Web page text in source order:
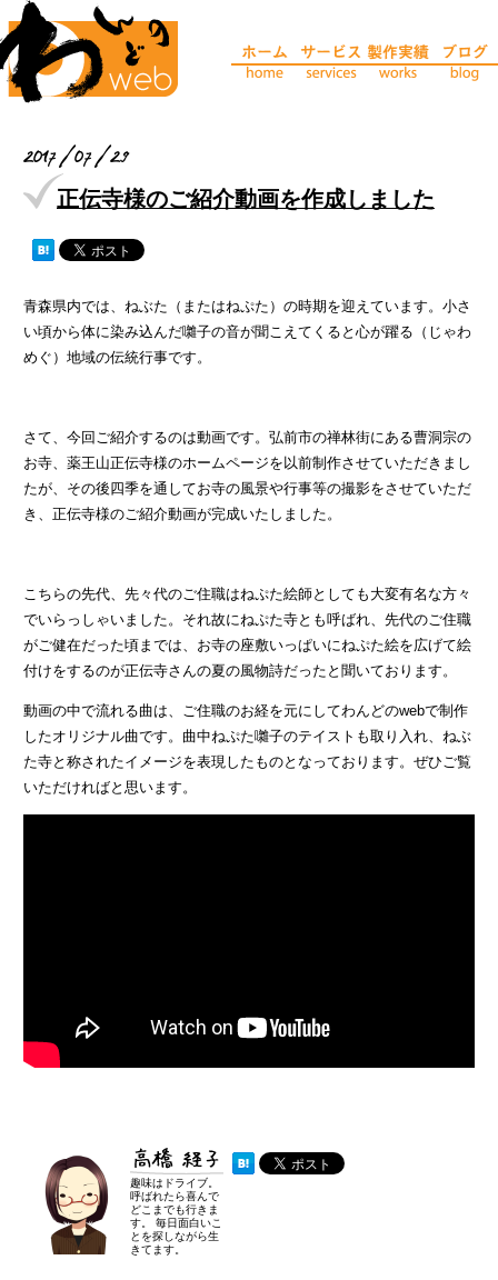
2017/07/29
正伝寺様のご紹介動画を作成しました
青森県内では、ねぶた（またはねぷた）の時期を迎えています。小さ
い頃から体に染み込んだ囃子の音が聞こえてくると心が躍る（じゃわ
めぐ）地域の伝統行事です。
さて、今回ご紹介するのは動画です。弘前市の禅林街にある曹洞宗の
お寺、薬王山正伝寺様のホームページを以前制作させていただきまし
たが、その後四季を通してお寺の風景や行事等の撮影をさせていただ
き、正伝寺様のご紹介動画が完成いたしました。
こちらの先代、先々代のご住職はねぷた絵師としても大変有名な方々
でいらっしゃいました。それ故にねぷた寺とも呼ばれ、先代のご住職
がご健在だった頃までは、お寺の座敷いっぱいにねぷた絵を広げて絵
付けをするのが正伝寺さんの夏の風物詩だったと聞いております。
動画の中で流れる曲は、ご住職のお経を元にしてわんどのwebで制作
したオリジナル曲です。曲中ねぷた囃子のテイストも取り入れ、ねぶ
た寺と称されたイメージを表現したものとなっております。ぜひご覧
いただければと思います。
高橋 経子
趣味はドライブ。
呼ばれたら喜んで
どこまでも行きま
す。 毎日面白いこ
とを探しながら生
きてます。